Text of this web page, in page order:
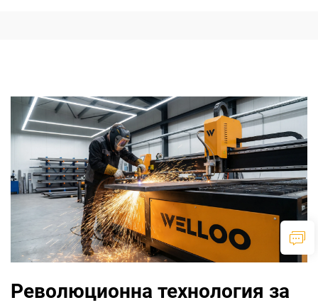
Революционна технология за